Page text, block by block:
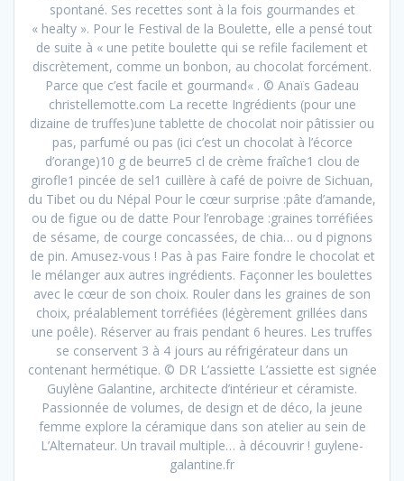
spontané. Ses recettes sont à la fois gourmandes et
« healty ». Pour le Festival de la Boulette, elle a pensé tout
de suite à « une petite boulette qui se refile facilement et
discrètement, comme un bonbon, au chocolat forcément.
Parce que c’est facile et gourmand« . © Anaïs Gadeau
christellemotte.com La recette Ingrédients (pour une
dizaine de truffes)une tablette de chocolat noir pâtissier ou
pas, parfumé ou pas (ici c’est un chocolat à l’écorce
d’orange)10 g de beurre5 cl de crème fraîche1 clou de
girofle1 pincée de sel1 cuillère à café de poivre de Sichuan,
du Tibet ou du Népal Pour le cœur surprise :pâte d’amande,
ou de figue ou de datte Pour l’enrobage :graines torréfiées
de sésame, de courge concassées, de chia… ou d pignons
de pin. Amusez-vous ! Pas à pas Faire fondre le chocolat et
le mélanger aux autres ingrédients. Façonner les boulettes
avec le cœur de son choix. Rouler dans les graines de son
choix, préalablement torréfiées (légèrement grillées dans
une poêle). Réserver au frais pendant 6 heures. Les truffes
se conservent 3 à 4 jours au réfrigérateur dans un
contenant hermétique. © DR L’assiette L’assiette est signée
Guylène Galantine, architecte d’intérieur et céramiste.
Passionnée de volumes, de design et de déco, la jeune
femme explore la céramique dans son atelier au sein de
L’Alternateur. Un travail multiple… à découvrir ! guylene-
galantine.fr